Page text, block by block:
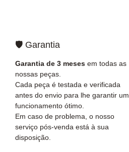
🛡️ Garantia
Garantia de 3 meses em todas as
nossas peças.
Cada peça é testada e verificada
antes do envio para lhe garantir um
funcionamento ótimo.
Em caso de problema, o nosso
serviço pós-venda está à sua
disposição.